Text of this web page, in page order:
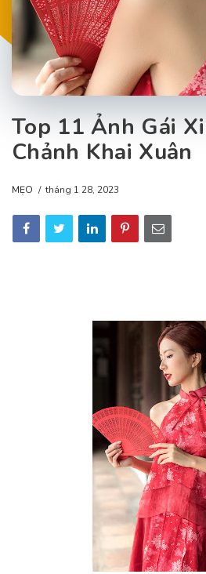
Top 11 Ảnh Gái
Chảnh Khai Xuân
MẸO tháng 1 28, 2023